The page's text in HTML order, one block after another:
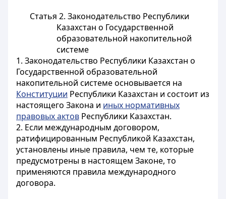
Статья 2. Законодательство Республики
Казахстан о Государственной
образовательной накопительной
системе
1. Законодательство Республики Казахстан о
Государственной образовательной
накопительной системе основывается на
Конституции Республики Казахстан и состоит из
настоящего Закона и иных нормативных
правовых актов Республики Казахстан.
2. Если международным договором,
ратифицированным Республикой Казахстан,
установлены иные правила, чем те, которые
предусмотрены в настоящем Законе, то
применяются правила международного
договора.